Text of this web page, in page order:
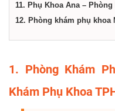
Chí
11. Phụ Khoa Ana –
12. Phòng khám phụ khoa
1. Phòng Khám
Khám Phụ Khoa